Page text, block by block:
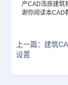
产CAD浩辰建筑
谢你阅读本CAD
上一篇：建筑
设置